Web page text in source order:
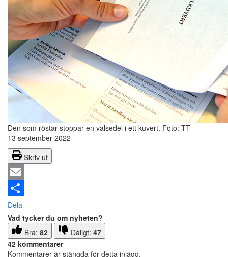
Den som röstar stoppar en valsedel i ett kuvert. Foto: TT
13 september 2022
Skriv ut
Email
Dela
Vad tycker du om nyheten?
Bra: 82 Dåligt: 47
42 kommentarer
Kommentarer är stängda för detta inlägg.